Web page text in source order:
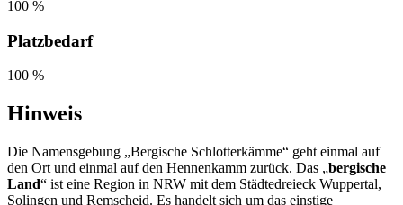
100 %
Platzbedarf
100 %
Hinweis
Die Namensgebung „Bergische Schlotterkämme“ geht einmal auf
den Ort und einmal auf den Hennenkamm zurück. Das „bergische
Land“ ist eine Region in NRW mit dem Städtedreieck Wuppertal,
Solingen und Remscheid. Es handelt sich um das einstige